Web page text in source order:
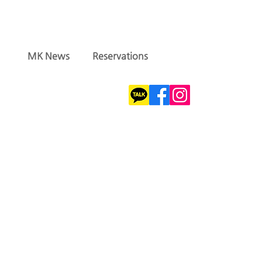
MK News Reservations